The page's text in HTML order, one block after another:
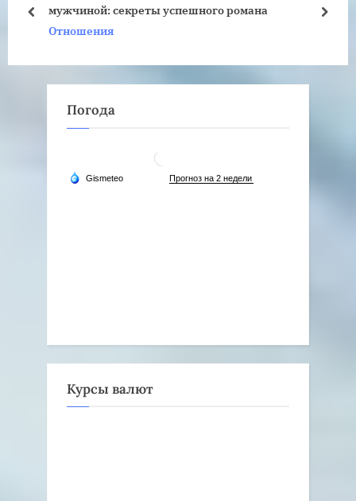
o
t
:
женщинами
prev next
Погода
Курсы валют